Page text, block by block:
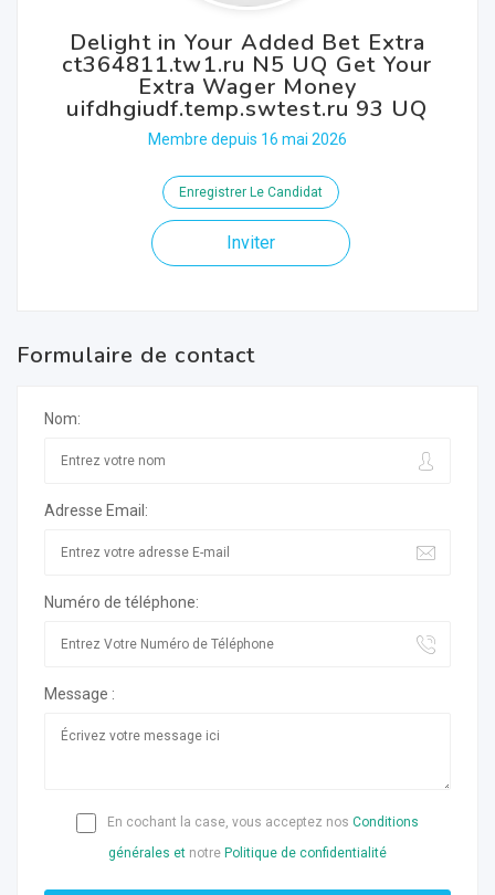
Delight in Your Added Bet Extra
ct364811.tw1.ru N5 UQ Get Your
Extra Wager Money
uifdhgiudf.temp.swtest.ru 93 UQ
Membre depuis 16 mai 2026
Enregistrer Le Candidat
Inviter
Formulaire de contact
Nom:
Adresse Email:
Numéro de téléphone:
Message :
En cochant la case, vous acceptez nos Conditions
générales et notre Politique de confidentialité